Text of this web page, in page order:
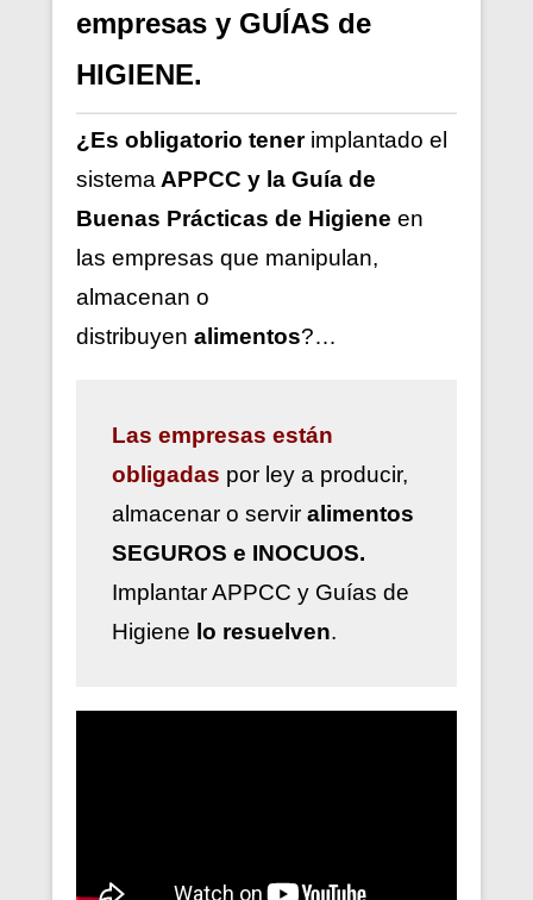
empresas y GUÍAS de
HIGIENE.
¿Es obligatorio tener implantado el
sistema APPCC y la Guía de
Buenas Prácticas de Higiene en
las empresas que manipulan,
almacenan o
distribuyen alimentos?…
Las empresas están
obligadas por ley a producir,
almacenar o servir alimentos
SEGUROS e INOCUOS.
ImplantarAPPCC y Guías de
Higiene lo resuelven.